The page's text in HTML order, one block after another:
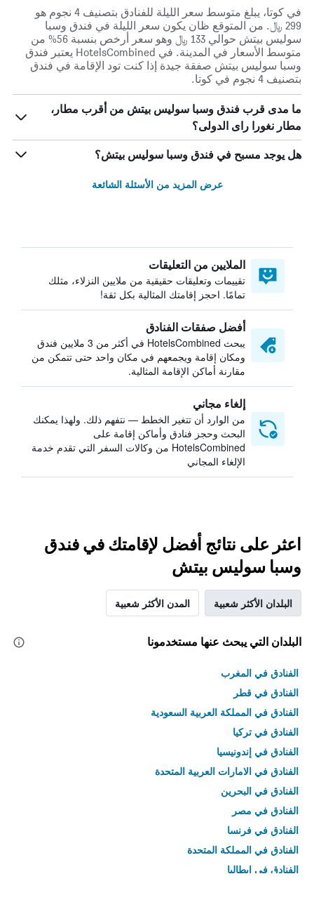
في كوتا، يبلغ متوسط ​​سعر الليلة للفنادق بتصنيف 4 نجوم هو
299 ﷼. من المتوقع ظان يكون سعر الليلة في فندق وسبا
سوليس بيتش حوالي 133 ﷼ وهو سعر أرخص بنسبة 56% من
متوسط الأسعار في المدينة. في HotelsCombined يعتبر فندق
وسبا سوليس بيتش صفقة جيدة إذا كنت تود الإقامة في فندق
بتصنيف 4 نجوم في كوتا.
ما مدى قرب فندق وسبا سوليس بيتش من أقرب مطار،
مطار نغورا راى الدولى؟
هل يوجد مسبح في فندق وسبا سوليس بيتش؟
عرض المزيد من الأسئلة الشائعة
الملايين من التعليقات
تقييمات وتعليقات حقيقية من ملايين النزلاء، مثلك
تمامًا. احجز إقامتك المثالية بكل ثقة!
أفضل صفقات الفنادق
يبحث HotelsCombined في أكثر من 3 ملايين فندق
ومكان إقامة ويجمعهم في مكان واحد حتى تتمكن من
مقارنة أماكن الإقامة المثالية.
إلغاء مجاني
من الوارد أن تتغير الخطط — نتفهم ذلك. ولهذا يمكنك
البحث وحجز فنادق وأماكن إقامة على
HotelsCombined من وكالات السفر التي تقدم خدمة
الإلغاء المجاني
اعثر على نتائج أفضل لإقامتك في فندق
وسبا سوليس بيتش
البلدان الأكثر شعبية المدن الأكثر شعبية
البلدان التي يبحث عنها مستخدمونا
الفنادق في المغرب
الفنادق في قطر
الفنادق في المملكة العربية السعودية
الفنادق في تركيا
الفنادق في إندونيسيا
الفنادق في الامارات العربية المتحدة
الفنادق في البحرين
الفنادق في مصر
الفنادق في فرنسا
الفنادق في المملكة المتحدة
الفنادق في إيطاليا